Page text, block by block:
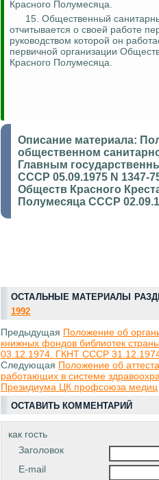
Красного Полумесяца.
15. Общественный
отчитывается о своей работе
руководством которой он
первичной организации
Красного Полумесяца.
Описание материала:
общественном
Главным
СССР 05.09.1975 N 1347-
Обществ Красного
Полумесяца СССР
ОСТАЛЬНЫЕ МАТЕРИАЛЫ
1992
Предыдущая Положение об
книжных фондов библиотек
03.12.1974. ГКНТ СССР
Следующая Положение об
работающих в системе
Президиума ЦК профсоюза медиц
ОСТАВИТЬ КОММЕНТАРИЙ
как гость
Заголовок
E-mail